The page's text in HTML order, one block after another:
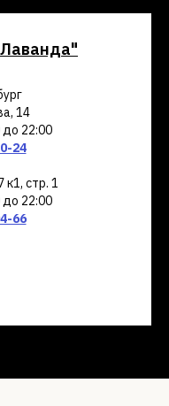
14
22:00
24
к1, стр. 1
22:00
66